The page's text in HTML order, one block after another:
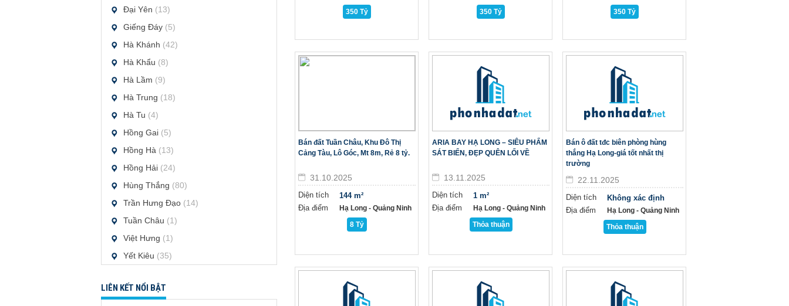
Đại Yên (13)
Giếng Đáy (5)
Hà Khánh (42)
Hà Khẩu (8)
Hà Lầm (9)
Hà Trung (18)
Hà Tu (4)
Hồng Gai (5)
Hồng Hà (13)
Hồng Hải (24)
Hùng Thắng (80)
Trần Hưng Đạo (14)
Tuần Châu (1)
Việt Hưng (1)
Yết Kiêu (35)
LIÊN KẾT NỔI BẬT
350 Tỷ
350 Tỷ
350 Tỷ
Bán đất Tuần Châu, Khu Đô Thị
Cảng Tàu, Lô Góc, Mt 8m, Rẻ 8 tỷ.
31.10.2025
Diện tích
Địa điểm
144 m²
Hạ Long - Quảng Ninh
8 Tỷ
ARIA BAY HẠ LONG – SIÊU PHẨM
SÁT BIỂN, ĐẸP QUÊN LỐI VỀ
13.11.2025
Diện tích
Địa điểm
1 m²
Hạ Long - Quảng Ninh
Thỏa thuận
Bán ô đất tđc biên phòng hùng
thắng Hạ Long-giá tốt nhất thị
trường
22.11.2025
Diện tích
Địa điểm
Không xác định
Hạ Long - Quảng Ninh
Thỏa thuận